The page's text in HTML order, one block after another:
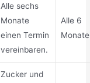
Alle sechs
Monate
einen Termin
vereinbaren.
Alle 6
Monate
Zucker und